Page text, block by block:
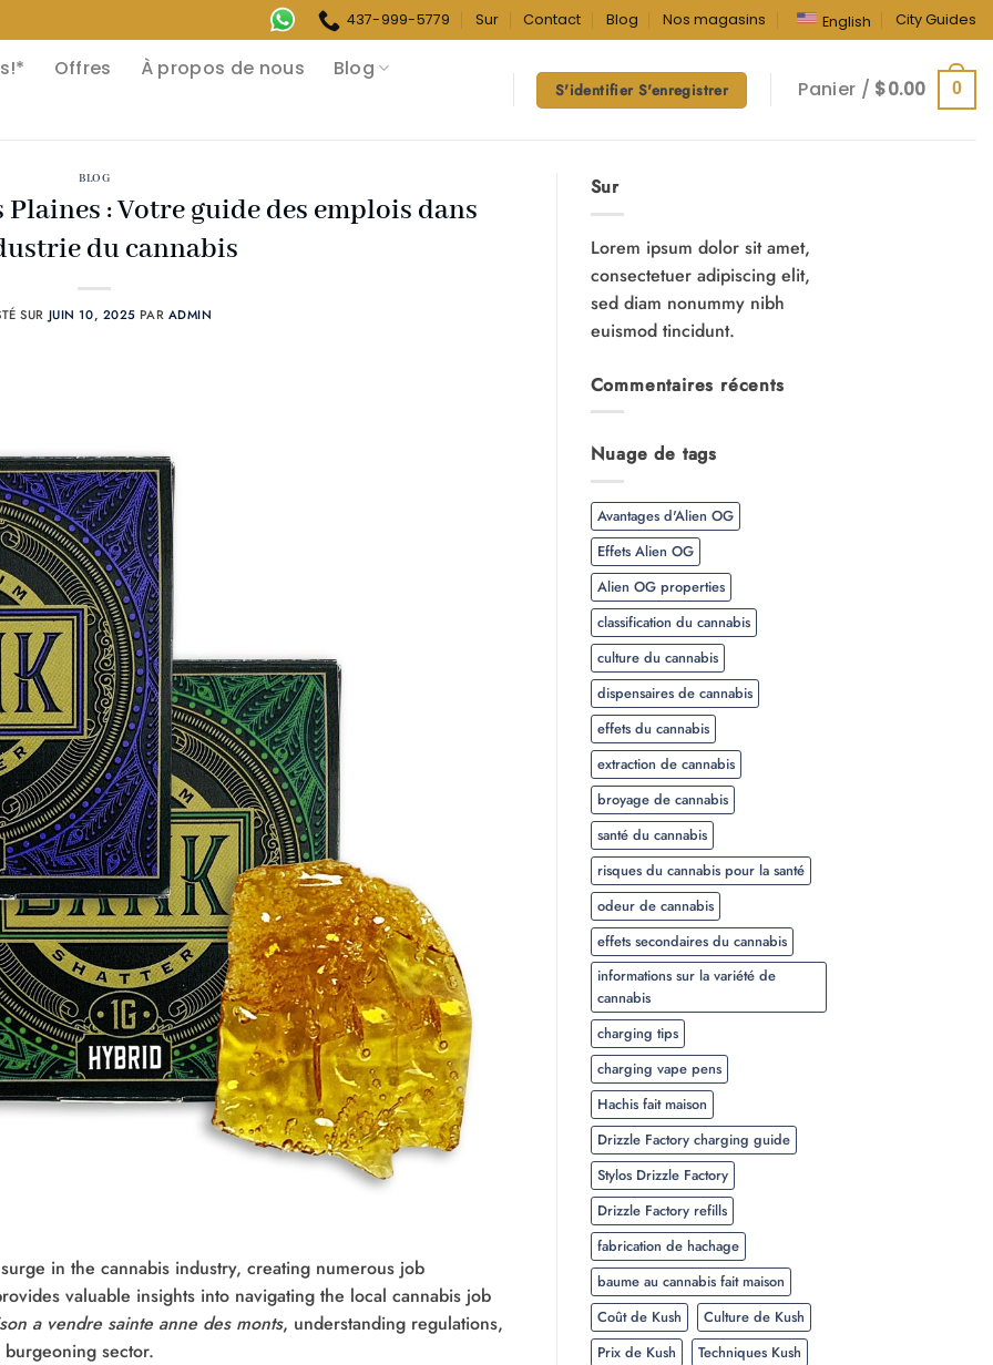
437-999-5779 Sur Contact Blog Nos magasins English City Guides
Offres À propos de nous
Blog
S'identifier S'enregistrer Panier / $0.00 0
BLOG
: Votre guide des emplois dans
du cannabis
SUR JUIN 10, 2025 PAR ADMIN
in the cannabis industry, creating numerous job
valuable insights into navigating the local cannabis job
a vendre sainte anne des monts, understanding regulations,
sector.
Sur
Lorem ipsum dolor sit amet,
consectetuer adipiscing elit,
sed diam nonummy nibh
euismod tincidunt.
Commentaires récents
Nuage de tags
Avantages d'Alien OG
Effets Alien OG
Alien OG properties
classification du cannabis
culture du cannabis
dispensaires de cannabis
effets du cannabis
extraction de cannabis
broyage de cannabis
santé du cannabis
risques du cannabis pour la santé
odeur de cannabis
effets secondaires du cannabis
informations sur la variété de
cannabis
charging tips
charging vape pens
Hachis fait maison
Drizzle Factory charging guide
Stylos Drizzle Factory
Drizzle Factory refills
fabrication de hachage
baume au cannabis fait maison
Coût de Kush
Culture de Kush
Prix de Kush
Techniques Kush